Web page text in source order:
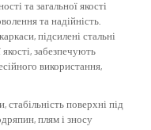
та загальної якості
та надійність.
підсилені стальні
забезпечують
використання,
стабільність поверхні під
плям і зносу